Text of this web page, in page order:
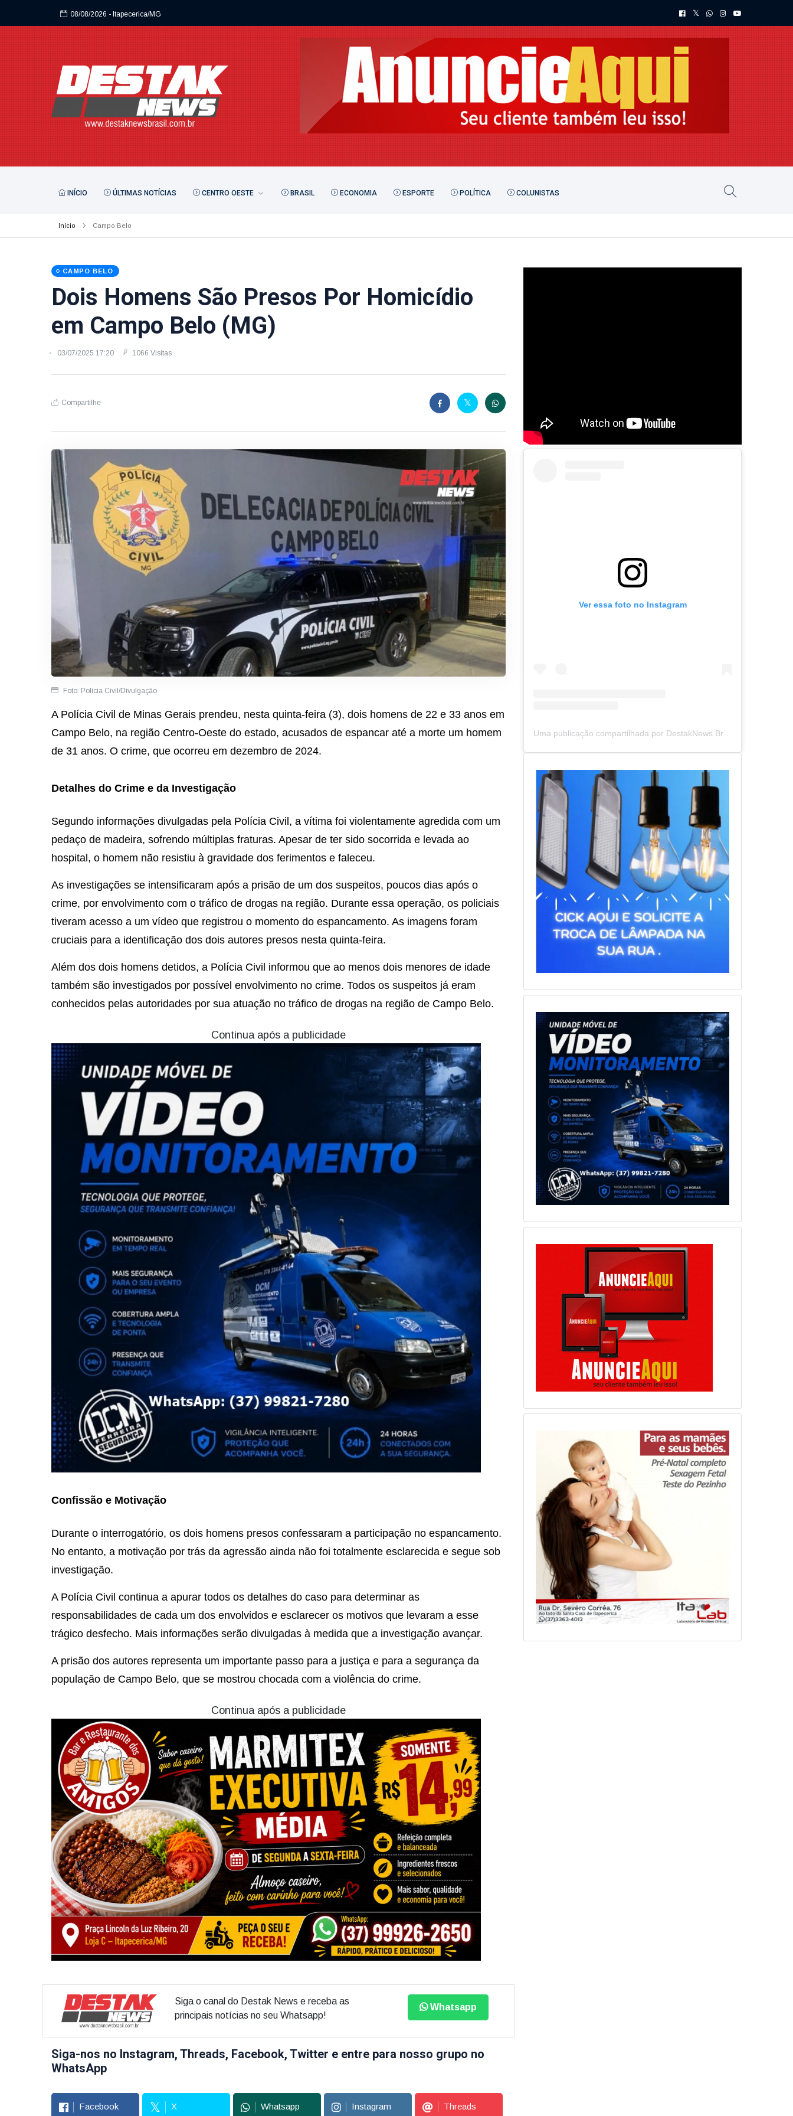
08/08/2026 - Itapecerica/MG
INÍCIO ÚLTIMAS NOTÍCIAS CENTRO OESTE BRASIL ECONOMIA ESPORTE POLÍTICA COLUNISTAS
Início Campo Belo
CAMPO BELO
Dois Homens São Presos Por Homicídio
em Campo Belo (MG)
03/07/2025 17:20 1066 Visitas
Compartilhe
Foto: Polícia Civil/Divulgação
A Polícia Civil de Minas Gerais prendeu, nesta quinta-feira (3), dois homens de 22 e 33 anos em
Campo Belo, na região Centro-Oeste do estado, acusados de espancar até a morte um homem
de 31 anos. O crime, que ocorreu em dezembro de 2024.
Detalhes do Crime e da Investigação
Segundo informações divulgadas pela Polícia Civil, a vítima foi violentamente agredida com um
pedaço de madeira, sofrendo múltiplas fraturas. Apesar de ter sido socorrida e levada ao
hospital, o homem não resistiu à gravidade dos ferimentos e faleceu.
As investigações se intensificaram após a prisão de um dos suspeitos, poucos dias após o
crime, por envolvimento com o tráfico de drogas na região. Durante essa operação, os policiais
tiveram acesso a um vídeo que registrou o momento do espancamento. As imagens foram
cruciais para a identificação dos dois autores presos nesta quinta-feira.
Além dos dois homens detidos, a Polícia Civil informou que ao menos dois menores de idade
também são investigados por possível envolvimento no crime. Todos os suspeitos já eram
conhecidos pelas autoridades por sua atuação no tráfico de drogas na região de Campo Belo.
Continua após a publicidade
Confissão e Motivação
Durante o interrogatório, os dois homens presos confessaram a participação no espancamento.
No entanto, a motivação por trás da agressão ainda não foi totalmente esclarecida e segue sob
investigação.
A Polícia Civil continua a apurar todos os detalhes do caso para determinar as
responsabilidades de cada um dos envolvidos e esclarecer os motivos que levaram a esse
trágico desfecho. Mais informações serão divulgadas à medida que a investigação avançar.
A prisão dos autores representa um importante passo para a justiça e para a segurança da
população de Campo Belo, que se mostrou chocada com a violência do crime.
Continua após a publicidade
Siga o canal do Destak News e receba as
principais notícias no seu Whatsapp!
Whatsapp
Siga-nos no Instagram, Threads, Facebook, Twitter e entre para nosso grupo no
WhatsApp
Facebook X Whatsapp Instagram Threads
Ver essa foto no Instagram